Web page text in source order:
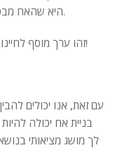
היא שהאח מבטיח לכם ליהנות יותר מהימים החמים בשנה.
זהו ערך מוסף לחיינו, אך הוא שווה את המאמץ ואת הזמן בבנייה!
עם זאת, אנו יכולים
בניית אח יכולה
לך מושג מציאותי